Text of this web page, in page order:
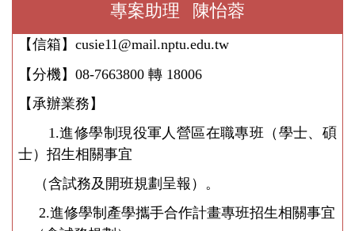
專案助理 陳怡蓉
【信箱】cusie11@mail.nptu.edu.tw
【分機】08-7663800 轉 18006
【承辦業務】
1.進修學制現役軍人營區在職專班（學士、碩
士）招生相關事宜
（含試務及開班規劃呈報）。
2.進修學制產學攜手合作計畫專班招生相關事宜